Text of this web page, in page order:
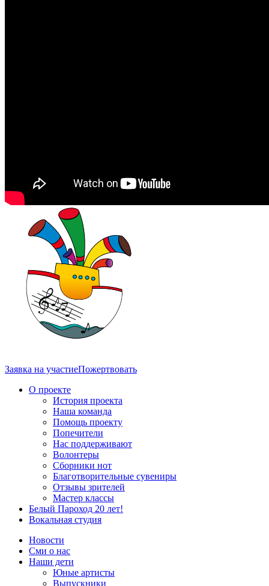
Заявка на участиеПожертвовать
О проекте
История проекта
Наша команда
Помощь проекту
Попечители
Нас поддерживают
Волонтеры
Сборники нот
Благотворительные сувениры
Отзывы зрителей
Мастер классы
Белый Пароход 20 лет!
Вокальная студия
Новости
Сми о нас
Наши дети
Юные артисты
Выпускники